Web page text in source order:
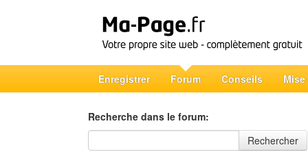
Enregistrer Forum Conseils Mise
Recherche dans le forum:
Recherche dans le forum
Rechercher